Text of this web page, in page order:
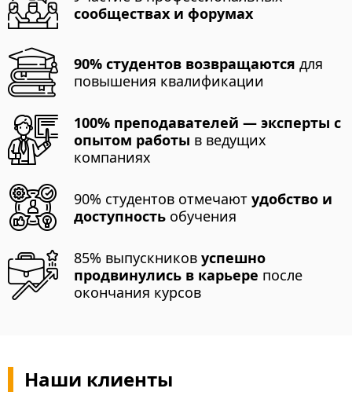
сообществах и форумах
90% студентов возвращаются для
повышения квалификации
100% преподавателей — эксперты с
опытом работы в ведущих
компаниях
90% студентов отмечаютудобство и
доступность обучения
85% выпускниковуспешно
продвинулись в карьере после
окончания курсов
Наши клиенты